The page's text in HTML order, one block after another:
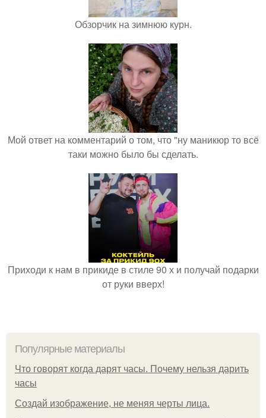
Обзорчик на зимнюю курн.
Мой ответ на комментарий о том, что "ну маникюр то всё
таки можно было бы сделать.
Приходи к нам в прикиде в стиле 90 х и получай подарки
от руки вверх!
Популярные материалы
Что говорят когда дарят часы. Почему нельзя дарить
часы
Создай изображение, не меняя черты лица.